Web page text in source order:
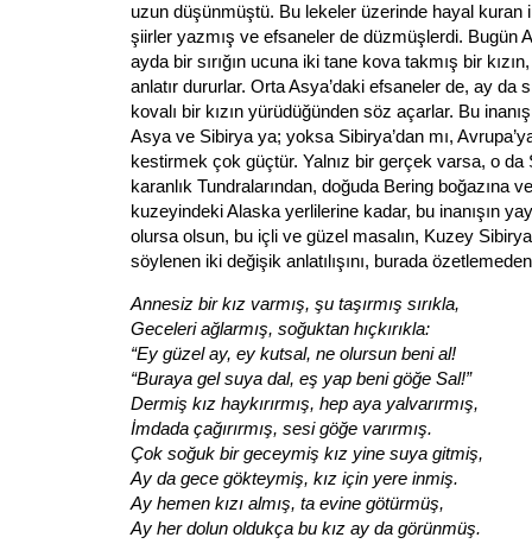
uzun düşünmüştü. Bu lekeler üzerinde hayal kuran
şiirler yazmış ve efsaneler de düzmüşlerdi. Bugün
ayda bir sırığın ucuna iki tane kova takmış bir
anlatır dururlar. Orta Asya’daki efsaneler de, ay da
kovalı bir kızın yürüdüğünden söz açarlar. Bu
Asya ve Sibirya ya; yoksa Sibirya’dan mı,
kestirmek çok güçtür. Yalnız bir gerçek varsa, o da
karanlık Tundralarından, doğuda Bering boğazına
kuzeyindeki Alaska yerlilerine kadar, bu inanışın
olursa olsun, bu içli ve güzel masalın, Kuzey
söylenen iki değişik anlatılışını, burada
Annesiz bir kız varmış, şu taşırmış sırıkla,
Geceleri ağlarmış, soğuktan hıçkırıkla:
“Ey güzel ay, ey kutsal, ne olursun beni al!
“Buraya gel suya dal, eş yap beni göğe Sal!”
Dermiş kız haykırırmış, hep aya yalvarırmış,
İmdada çağırırmış, sesi göğe varırmış.
Çok soğuk bir geceymiş kız yine suya gitmiş,
Ay da gece gökteymiş, kız için yere inmiş.
Ay hemen kızı almış, ta evine götürmüş,
Ay her dolun oldukça bu kız ay da görünmüş.